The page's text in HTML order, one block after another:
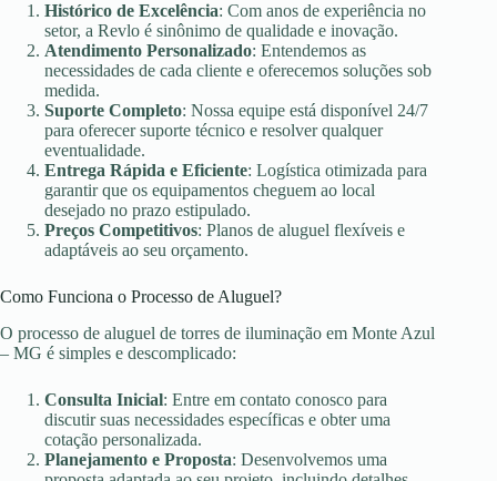
Histórico de Excelência: Com anos de experiência no
setor, a Revlo é sinônimo de qualidade e inovação.
Atendimento Personalizado: Entendemos as
necessidades de cada cliente e oferecemos soluções sob
medida.
Suporte Completo: Nossa equipe está disponível 24/7
para oferecer suporte técnico e resolver qualquer
eventualidade.
Entrega Rápida e Eficiente: Logística otimizada para
garantir que os equipamentos cheguem ao local
desejado no prazo estipulado.
Preços Competitivos: Planos de aluguel flexíveis e
adaptáveis ao seu orçamento.
Como Funciona o Processo de Aluguel?
O processo de aluguel de torres de iluminação em Monte Azul
– MG é simples e descomplicado:
Consulta Inicial: Entre em contato conosco para
discutir suas necessidades específicas e obter uma
cotação personalizada.
Planejamento e Proposta: Desenvolvemos uma